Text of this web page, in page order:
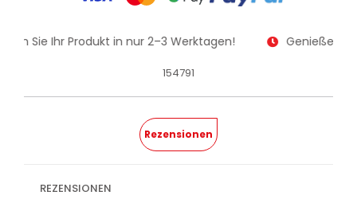
Sie Ihr Produkt in nur 2–3 Werktagen! Genießen
154791
Rezensionen
REZENSIONEN